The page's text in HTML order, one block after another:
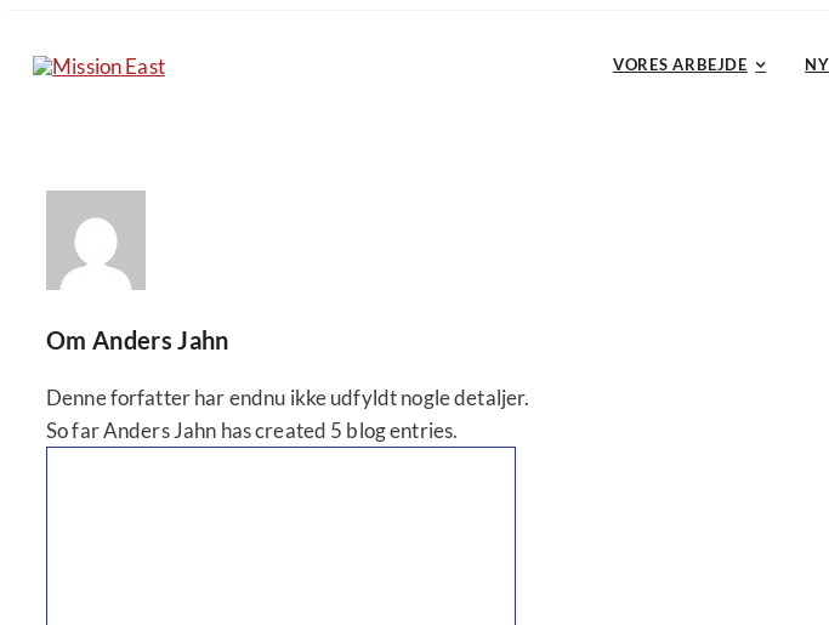
VORES ARBEJDE
Om Anders Jahn
Denne forfatter har endnu ikke udfyldt nogle detaljer.
So far Anders Jahn has created 5 blog entries.